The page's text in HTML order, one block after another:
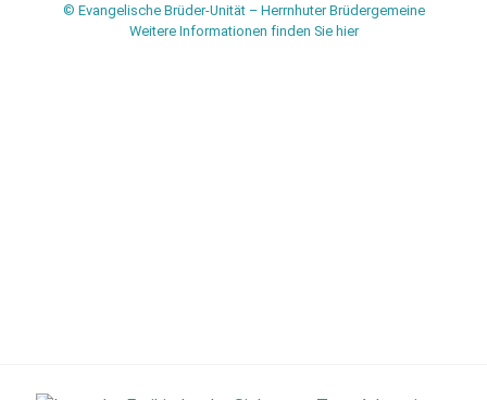
© Evangelische Brüder-Unität – Herrnhuter Brüdergemeine
Weitere Informationen finden Sie hier